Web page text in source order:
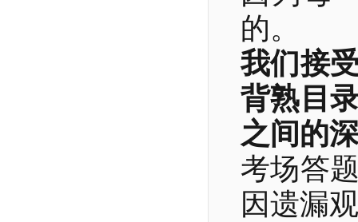
的。
我们接
背熟目
之间的
考场答
因遗漏